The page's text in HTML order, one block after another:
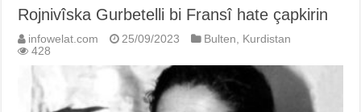
Rojnivîska Gurbetelli bi Fransî hate çapkirin
infowelat.com 25/09/2023 Bulten, Kurdistan
428